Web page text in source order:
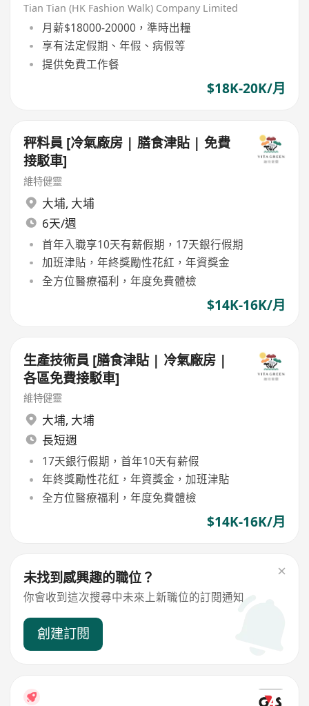
Tian Tian (HK Fashion Walk) Company Limited
月薪$18000-20000，準時出糧
享有法定假期、年假、病假等
提供免費工作餐
$18K-20K/月
秤料員 [冷氣廠房 | 膳食津貼 | 免費
接駁車]
維特健靈
大埔, 大埔
6天/週
首年入職享10天有薪假期，17天銀行假期
加班津貼，年終獎勵性花紅，年資獎金
全方位醫療福利，年度免費體檢
$14K-16K/月
生產技術員 [膳食津貼 | 冷氣廠房 |
各區免費接駁車]
維特健靈
大埔, 大埔
長短週
17天銀行假期，首年10天有薪假
年終獎勵性花紅，年資獎金，加班津貼
全方位醫療福利，年度免費體檢
$14K-16K/月
未找到感興趣的職位？
你會收到這次搜尋中未來上新職位的訂閱通知
創建訂閱